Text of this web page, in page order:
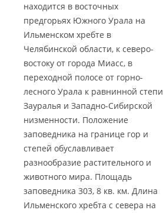
находится в восточных
предгорьях Южного Урала на
Ильменском хребте в
Челябинской области, к северо-
востоку от города Миасс, в
переходной полосе от горно-
лесного Урала к равнинной степи
Зауралья и Западно-Сибирской
низменности. Положение
заповедника на границе гор и
степей обуславливает
разнообразие растительного и
животного мира. Площадь
заповедника 303, 8 кв. км. Длина
Ильменского хребта с севера на